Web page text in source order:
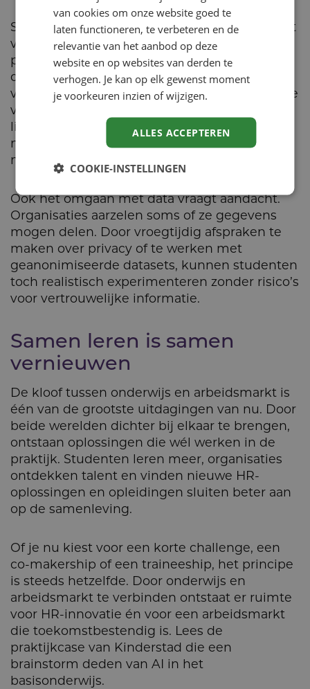
Soms blijven ideeën nog te veel op papier. Dit
voorkom je door altijd ruimte te maken voor
praktijktests en door ervoor te zorgen dat de
opdrachtgever beslissingsrecht heeft over
vervolgstappen. Ook kan het betrekken van te
veel stakeholders het tempo vertragen. Werk
liever met een klein kernteam dat snelheid
maakt, en laat anderen op vaste momenten
meepraten.
Ook het omgaan met data vraagt aandacht.
Organisaties aarzelen soms of ze gegevens
mogen delen. Door vroegtijdig afspraken te
maken over privacy of te werken met
geanonimiseerde datasets, kunnen studenten
toch realistisch experimenteren zonder risico’s
voor vertrouwelijke informatie.
Samen leren is samen
vernieuwen
De kloof tussen onderwijs en arbeidsmarkt is
één van de grootste uitdagingen van nu. Door
beide werelden dichter bij elkaar te brengen,
ontstaan oplossingen die wél werken in de
praktijk. Studenten leren meer, organisaties
ontdekken talent en vinden nieuwe HR-
oplossingen en opleidingen sluiten beter aan
op de samenleving.
Of je nu kiest voor een korte challenge, een
co-makership of een traineeship, het principe
is steeds hetzelfde. Door onderwijs en
arbeidsmarkt te verbinden ontstaat er ruimte
voor HR-innovatie én voor een arbeidsmarkt
die toekomstbestendig is. Lees de
praktijkcase van Kinderstad die een
brainstorm deden van AI in het
basisonderwijs.
van cookies om onze website goed te
laten functioneren, te verbeteren en de
relevantie van het aanbod op deze
website en op websites van derden te
verhogen. Je kan op elk gewenst moment
je voorkeuren inzien of wijzigen.
ALLES ACCEPTEREN
COOKIE-INSTELLINGEN